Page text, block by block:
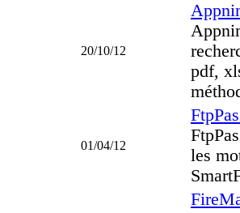
20/10/12
pdf,
01/04/12
les